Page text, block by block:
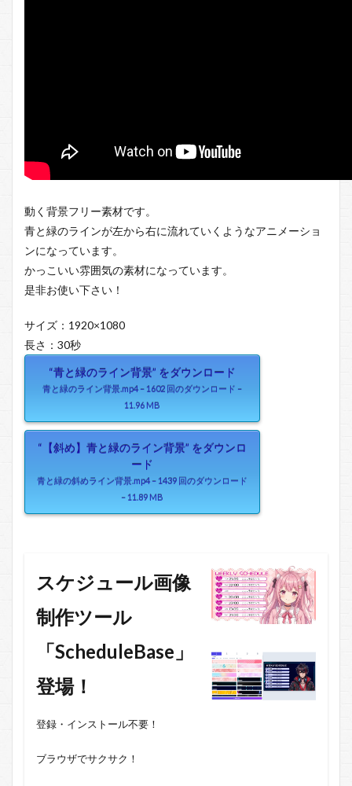
動く背景フリー素材です。
青と緑のラインが左から右に流れていくようなアニメーショ
ンになっています。
かっこいい雰囲気の素材になっています。
是非お使い下さい！
サイズ：1920×1080
長さ：30秒
“青と緑のライン背景” をダウンロード
青と緑のライン背景.mp4 – 1602 回のダウンロード –
11.96 MB
“【斜め】青と緑のライン背景” をダウンロ
ード
青と緑の斜めライン背景.mp4 – 1439 回のダウンロード
– 11.89 MB
スケジュール画像
制作ツール
「ScheduleBase」
登場！
登録・インストール不要！
ブラウザでサクサク！